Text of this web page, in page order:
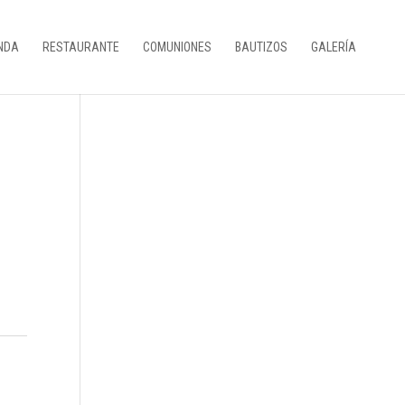
RESTAURANTE COMUNIONES BAUTIZOS GALERÍA